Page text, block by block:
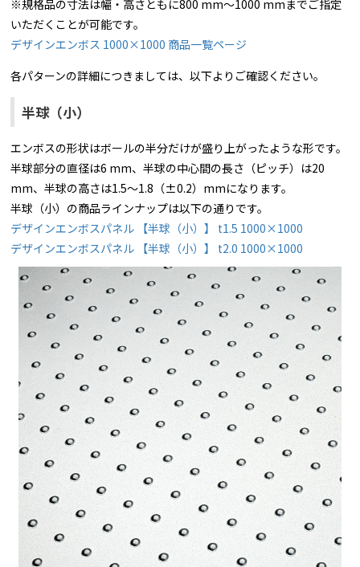
※規格品の寸法は幅・高さともに800 mm～1000 mmまでご指定
いただくことが可能です。
デザインエンボス 1000×1000 商品一覧ページ
各パターンの詳細につきましては、以下よりご確認ください。
半球（小）
エンボスの形状はボールの半分だけが盛り上がったような形です。
半球部分の直径は6 mm、半球の中心間の長さ（ピッチ）は20
mm、半球の高さは1.5～1.8（±0.2）mmになります。
半球（小）の商品ラインナップは以下の通りです。
デザインエンボスパネル 【半球（小）】 t1.5 1000×1000
デザインエンボスパネル 【半球（小）】 t2.0 1000×1000